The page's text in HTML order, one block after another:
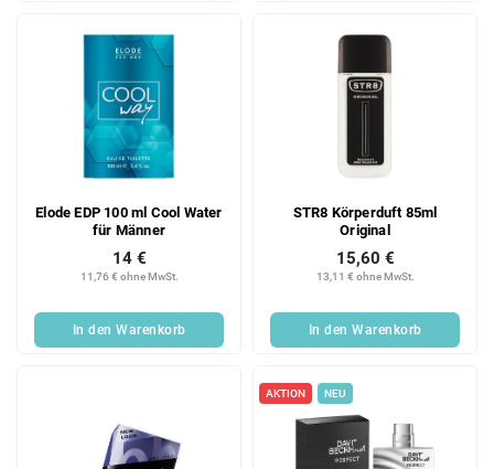
Elode EDP 100 ml Cool Water
für Männer
11,76 € ohne MwSt.
14 €
In den Warenkorb
STR8 Körperduft 85ml
Original
13,11 € ohne MwSt.
15,60 €
In den Warenkorb
AKTION NEU